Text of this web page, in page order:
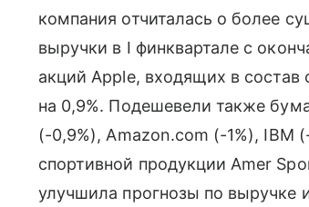
компания отчиталась о более
выручки в I финквартале с
акций Apple, входящих в состав
на 0,9%. Подешевели также
(-0,9%), Amazon.com (-1%), IBM
спортивной продукции Amer
улучшила прогнозы по выручке